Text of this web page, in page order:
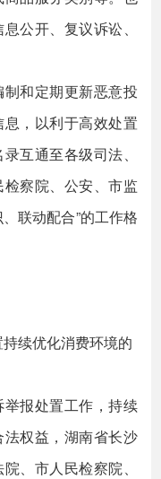
公开、复议诉讼、
和定期更新恶意投
，以利于高效处置
互通至各级司法、
察院、公安、市监
联动配合”的工作格
续优化消费环境的
报处置工作，持续
权益，湖南省长沙
、市人民检察院、